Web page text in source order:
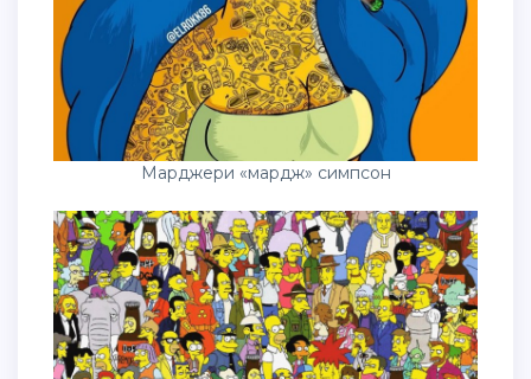
Марджери «мардж» симпсон